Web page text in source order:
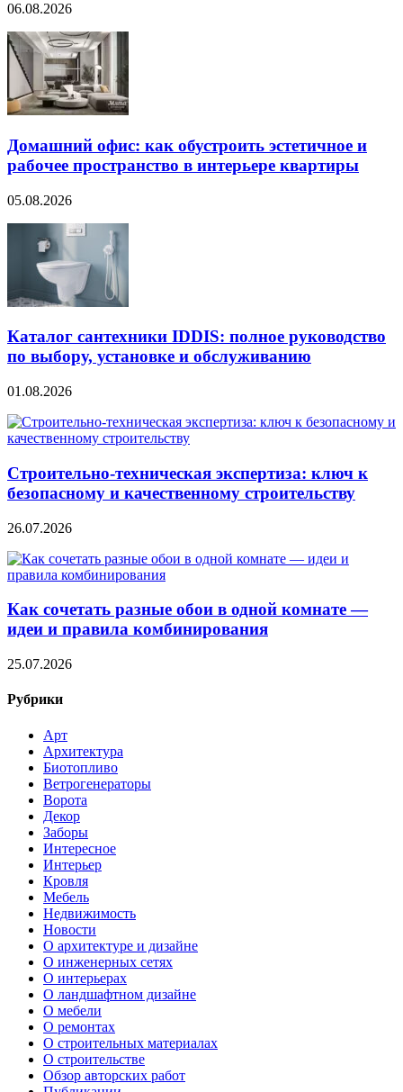
06.08.2026
Домашний офис: как обустроить эстетичное и
рабочее пространство в интерьере квартиры
05.08.2026
Каталог сантехники IDDIS: полное руководство
по выбору, установке и обслуживанию
01.08.2026
Строительно‑техническая экспертиза: ключ к
безопасному и качественному строительству
26.07.2026
Как сочетать разные обои в одной комнате —
идеи и правила комбинирования
25.07.2026
Рубрики
Арт
Архитектура
Биотопливо
Ветрогенераторы
Ворота
Декор
Заборы
Интересное
Интерьер
Кровля
Мебель
Недвижимость
Новости
О архитектуре и дизайне
О инженерных сетях
О интерьерах
О ландшафтном дизайне
О мебели
О ремонтах
О строительных материалах
О строительстве
Обзор авторских работ